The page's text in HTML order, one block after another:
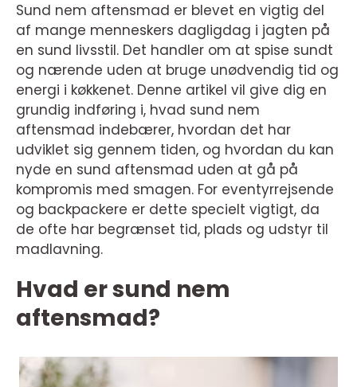
Sund nem aftensmad er blevet en vigtig del
af mange menneskers dagligdag i jagten på
en sund livsstil. Det handler om at spise sundt
og nærende uden at bruge unødvendig tid og
energi i køkkenet. Denne artikel vil give dig en
grundig indføring i, hvad sund nem
aftensmad indebærer, hvordan det har
udviklet sig gennem tiden, og hvordan du kan
nyde en sund aftensmad uden at gå på
kompromis med smagen. For eventyrrejsende
og backpackere er dette specielt vigtigt, da
de ofte har begrænset tid, plads og udstyr til
madlavning.
Hvad er sund nem
aftensmad?